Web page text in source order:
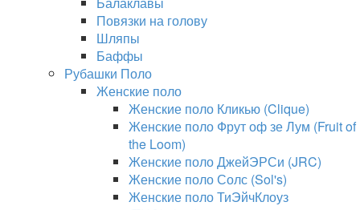
Повязки на голову
Шляпы
Баффы
Рубашки Поло
Женские поло
Женские поло Кликью (Clique)
Женские поло Фрут оф зе Лум (Fruit of
the Loom)
Женские поло ДжейЭРСи (JRC)
Женские поло Солс (Sol's)
Женские поло ТиЭйчКлоуз